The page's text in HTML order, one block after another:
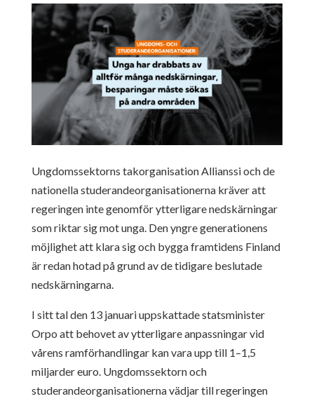
Ungdomssektorns takorganisation Allianssi och de
nationella studerandeorganisationerna kräver att
regeringen inte genomför ytterligare nedskärningar
som riktar sig mot unga. Den yngre generationens
möjlighet att klara sig och bygga framtidens Finland
är redan hotad på grund av de tidigare beslutade
nedskärningarna.
I sitt tal den 13 januari uppskattade statsminister
Orpo att behovet av ytterligare anpassningar vid
vårens ramförhandlingar kan vara upp till 1–1,5
miljarder euro. Ungdomssektorn och
studerandeorganisationerna vädjar till regeringen